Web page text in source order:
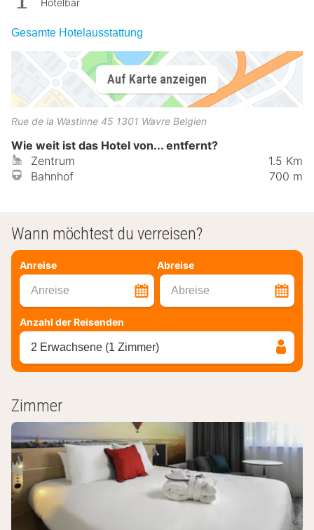
Gesamte Hotelausstattung
Auf Karte anzeigen
Rue de la Wastinne 45 1301 Wavre Belgien
Wie weit ist das Hotel von... entfernt?
Zentrum
1.5 Km
Bahnhof
700 m
Wann möchtest du verreisen?
Anreise Abreise
Anreise Abreise
Anzahl der Reisenden
2 Erwachsene (1 Zimmer)
Zimmer